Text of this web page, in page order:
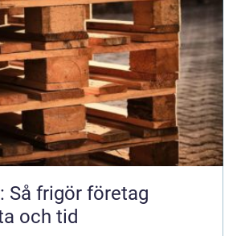
Så frigör företag
och tid